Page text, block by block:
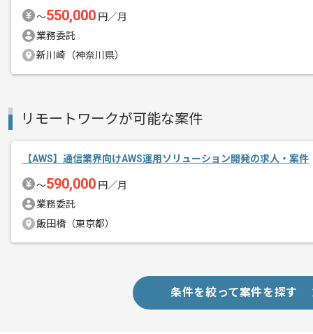
メント
〜550,000 円／月
業務委託
新川崎（神奈川県）
リモートワークが可能な案件
【AWS】通信業界向けAWS運用ソリューション開発の求人・案件
〜590,000 円／月
業務委託
飯田橋（東京都）
条件を絞って案件を探す